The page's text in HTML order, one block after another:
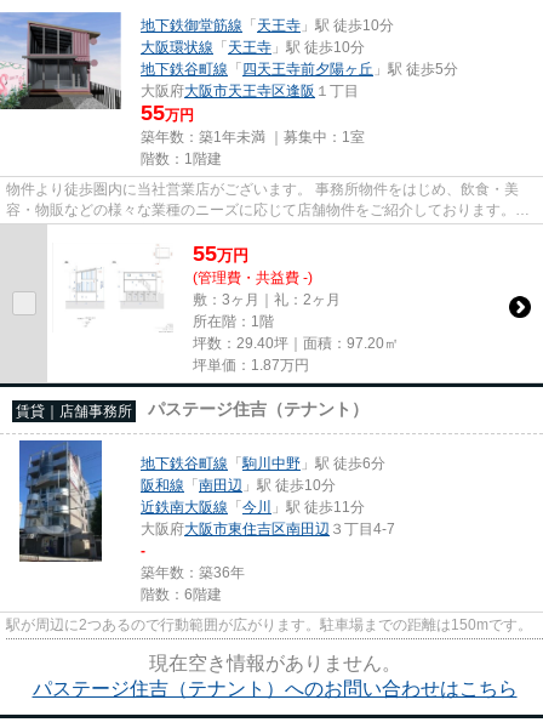
地下鉄御堂筋線 「天王寺 」駅 徒歩10分
大阪環状線 「天王寺 」駅 徒歩10分
地下鉄谷町線 「四天王寺前夕陽ヶ丘 」駅 徒歩5分
大阪府大阪市天王寺区逢阪 １丁目
55万円
築年数：築1年未満 ｜募集中： 1室
階数：1階建
物件より徒歩圏内に当社営業店がございます。 事務所物件をはじめ、飲食・美
容・物販などの様々な業種のニーズに応じて店舗物件をご紹介しております。
尚、弊社ではおとり広告は一切...
55万円
(管理費・共益費 -)
敷：3ヶ月｜礼：2ヶ月
所在階：1階
坪数：29.40坪｜面積：97.20㎡
坪単価： 1.87万円
賃貸｜店舗事務所 パステージ住吉（テナント）
地下鉄谷町線 「駒川中野 」駅 徒歩6分
阪和線 「南田辺 」駅 徒歩10分
近鉄南大阪線 「今川
」駅 徒歩11分
大阪府大阪市東住吉区南田辺 ３丁目4‐7
-
築年数：築36年
階数：6階建
駅が周辺に2つあるので行動範囲が広がります。駐車場までの距離は150mです。
現在空き情報がありません。
パステージ住吉（テナント）へのお問い合わせはこちら